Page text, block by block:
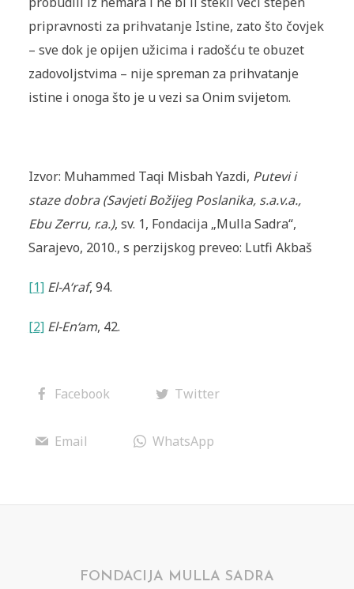
pripravnosti za prihvatanje Istine, zato što čovjek
– sve dok je opijen užicima i radošću te obuzet
zadovoljstvima – nije spreman za prihvatanje
istine i onoga što je u vezi sa Onim svijetom.
Izvor: Muhammed Taqi Misbah Yazdi, Putevi i
staze dobra (Savjeti Božijeg Poslanika, s.a.v.a.,
Ebu Zerru, r.a.), sv. 1, Fondacija „Mulla Sadra“,
Sarajevo, 2010., s perzijskog preveo: Lutfi Akbaš
[1] El-A‘raf, 94.
[2] El-En‘am, 42.
Facebook Twitter
Email WhatsApp
FONDACIJA MULLA SADRA